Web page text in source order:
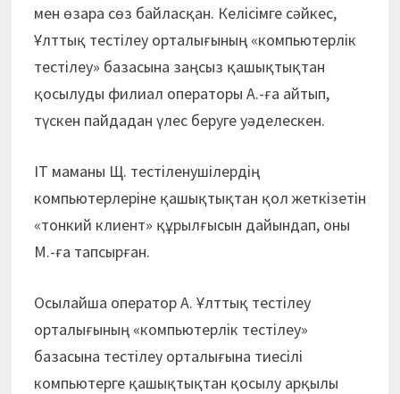
мен өзара сөз байласқан. Келісімге сәйкес,
Ұлттық тестілеу орталығының «компьютерлік
тестілеу» базасына заңсыз қашықтықтан
қосылуды филиал операторы А.-ға айтып,
түскен пайдадан үлес беруге уәделескен.
ІТ маманы Щ. тестіленушілердің
компьютерлеріне қашықтықтан қол жеткізетін
«тонкий клиент» құрылғысын дайындап, оны
М.-ға тапсырған.
Осылайша оператор А. Ұлттық тестілеу
орталығының «компьютерлік тестілеу»
базасына тестілеу орталығына тиесілі
компьютерге қашықтықтан қосылу арқылы